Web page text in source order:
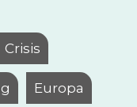
Crisis
Europa